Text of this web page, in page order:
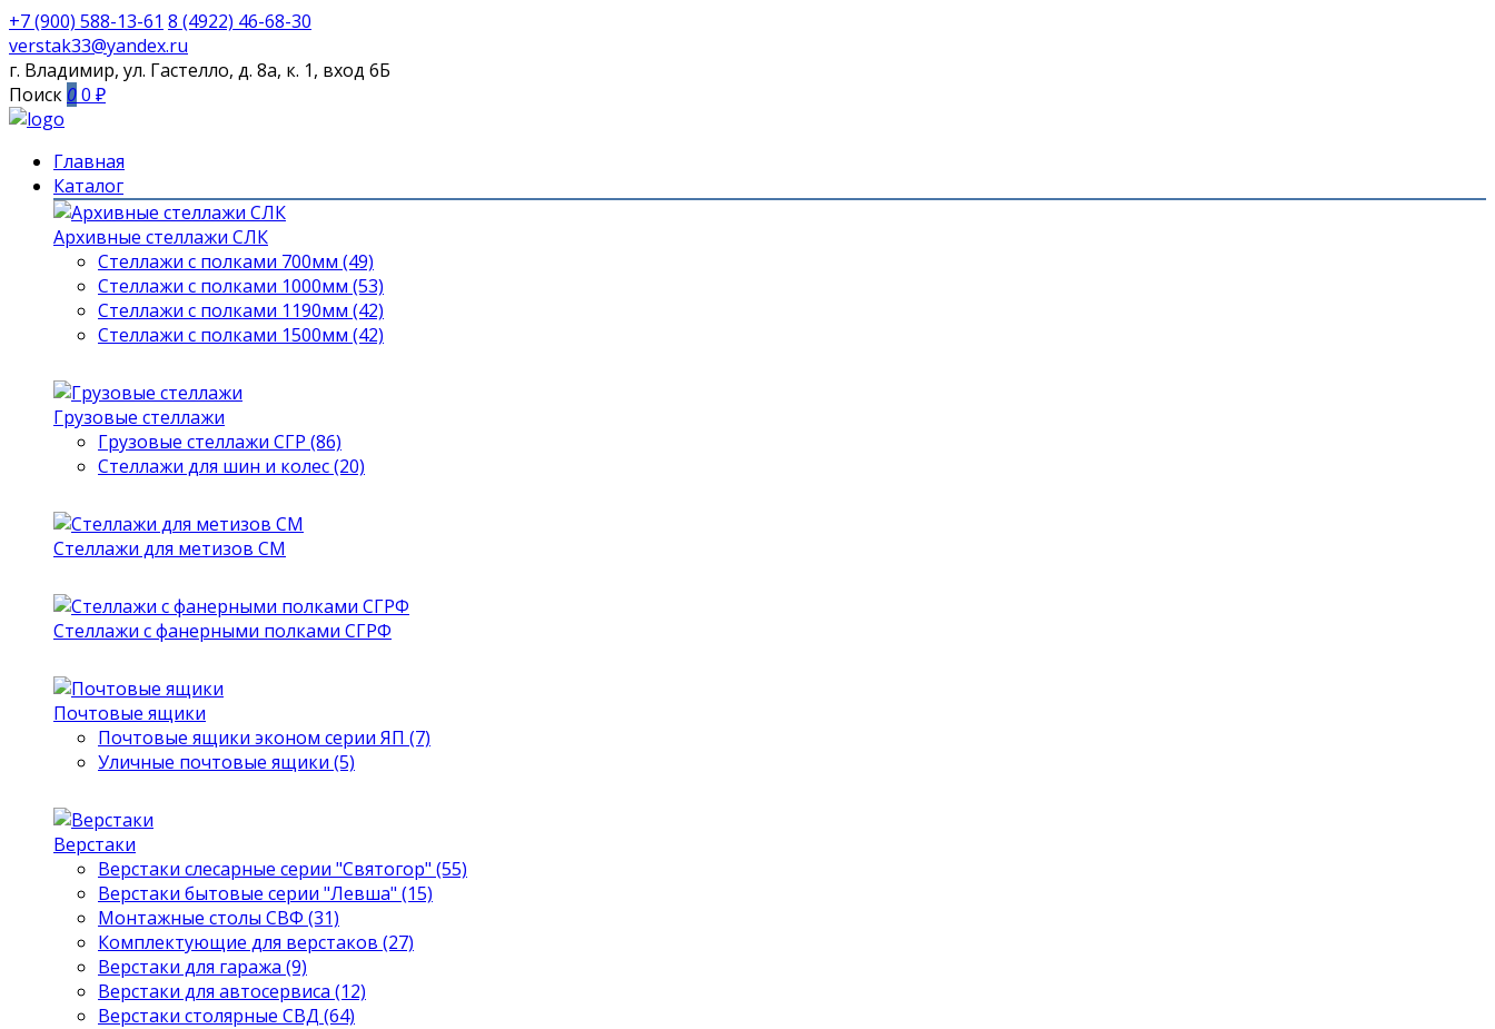
+7 (900) 588-13-61 8 (4922) 46-68-30
verstak33@yandex.ru
г. Владимир, ул. Гастелло, д. 8а, к. 1, вход 6Б
Поиск 00 ₽
Главная
Каталог
Архивные стеллажи СЛК
Стеллажи с полками 700мм (49)
Стеллажи с полками 1000мм (53)
Стеллажи с полками 1190мм (42)
Стеллажи с полками 1500мм (42)
Грузовые стеллажи
Грузовые стеллажи СГР (86)
Стеллажи для шин и колес (20)
Стеллажи для метизов СМ
Стеллажи с фанерными полками СГРФ
Почтовые ящики
Почтовые ящики эконом серии ЯП (7)
Уличные почтовые ящики (5)
Верстаки
Верстаки слесарные серии "Святогор" (55)
Верстаки бытовые серии "Левша" (15)
Монтажные столы СВФ (31)
Комплектующие для верстаков (27)
Верстаки для гаража (9)
Верстаки для автосервиса (12)
Верстаки столярные СВД (64)